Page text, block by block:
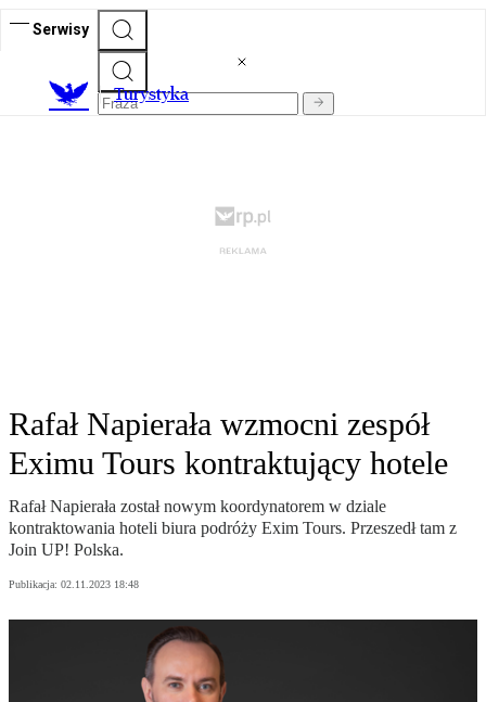
Serwisy
Turystyka
Rafał Napierała wzmocni zespół
Eximu Tours kontraktujący hotele
Rafał Napierała został nowym koordynatorem w dziale
kontraktowania hoteli biura podróży Exim Tours. Przeszedł tam z
Join UP! Polska.
Publikacja: 02.11.2023 18:48